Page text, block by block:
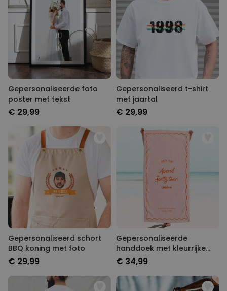
Gepersonaliseerde foto
poster met tekst
€ 29,99
Gepersonaliseerd t-shirt
met jaartal
€ 29,99
Gepersonaliseerd schort
BBQ koning met foto
€ 29,99
Gepersonaliseerde
handdoek met kleurrijke
achtergrond en tekst
€ 34,99